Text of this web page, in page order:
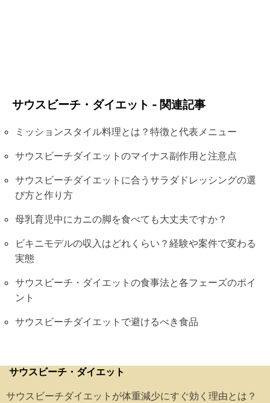
サウスビーチ・ダイエット - 関連記事
ミッションスタイル料理とは？特徴と代表メニュー
サウスビーチダイエットのマイナス副作用と注意点
サウスビーチダイエットに合うサラダドレッシングの選
び方と作り方
母乳育児中にカニの脚を食べても大丈夫ですか？
ビキニモデルの収入はどれくらい？経験や案件で変わる
実態
サウスビーチ・ダイエットの食事法と各フェーズのポイ
ント
サウスビーチダイエットで避けるべき食品
サウスビーチ・ダイエット
サウスビーチダイエットが体重減少にすぐ効く理由とは？